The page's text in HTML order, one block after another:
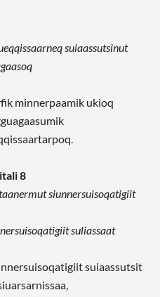
suiaassutsinut
minnerpaamik ukioq
8
siunnersuisoqatigiit
suliassaat
suiaassutsit